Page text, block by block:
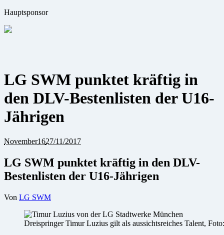
Hauptsponsor
LG SWM punktet kräftig in
den DLV-Bestenlisten der U16-
Jährigen
November1627/11/2017
LG SWM punktet kräftig in den DLV-
Bestenlisten der U16-Jährigen
Von LG SWM
Dreispringer Timur Luzius gilt als aussichtsreiches Talent,